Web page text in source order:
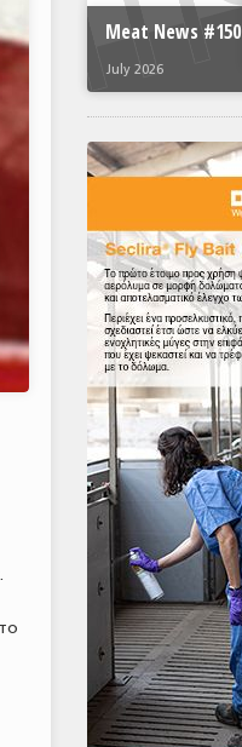
Meat News #150
July 2026